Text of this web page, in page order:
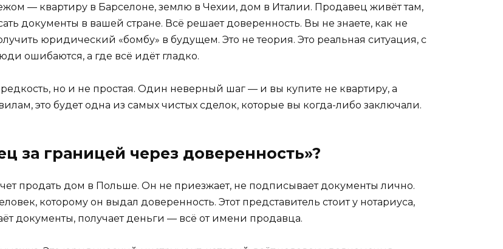
— квартиру в Барселоне, землю в Чехии, дом в Италии. Продавец живёт там,
документы в вашей стране. Всё решает доверенность. Вы не знаете, как не
юридический «бомбу» в будущем. Это не теория. Это реальная ситуация, с
ошибаются, а где всё идёт гладко.
но и не простая. Один неверный шаг — и вы купите не квартиру, а
это будет одна из самых чистых сделок, которые вы когда-либо заключали.
за границей через доверенность»?
продать дом в Польше. Он не приезжает, не подписывает документы лично.
которому он выдал доверенность. Этот представитель стоит у нотариуса,
документы, получает деньги — всё от имени продавца.